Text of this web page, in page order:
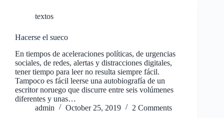
textos
Hacerse el sueco
En tiempos de aceleraciones políticas, de urgencias
sociales, de redes, alertas y distracciones digitales,
tener tiempo para leer no resulta siempre fácil.
Tampoco es fácil leerse una autobiografía de un
escritor noruego que discurre entre seis volúmenes
diferentes y unas…
admin
October 25, 2019 2 Comments